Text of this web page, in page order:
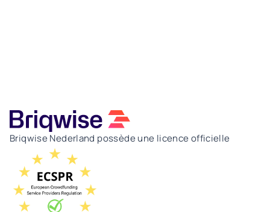
Briqwise Nederland possède une licence officielle